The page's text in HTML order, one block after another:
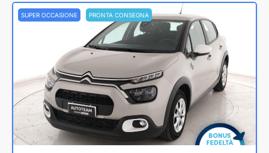
SUPER OCCASIONE PRONTA CONSEGNA